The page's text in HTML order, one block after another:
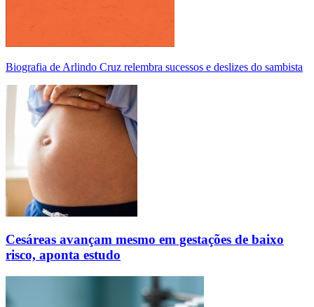
Biografia de Arlindo Cruz relembra sucessos e deslizes do sambista
Cesáreas avançam mesmo em gestações de baixo
risco, aponta estudo